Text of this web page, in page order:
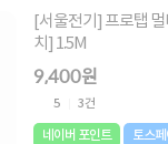
[서울전기] 프로탭
치] 1.5M
9,400원
5 3건
네이버 포인트 토스페